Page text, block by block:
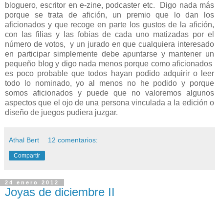
bloguero, escritor en e-zine, podcaster etc. Digo nada más
porque se trata de afición, un premio que lo dan los
aficionados y que recoge en parte los gustos de la afición,
con las filias y las fobias de cada uno matizadas por el
número de votos, y un jurado en que cualquiera interesado
en participar simplemente debe apuntarse y mantener un
pequeño blog y digo nada menos porque como aficionados
es poco probable que todos hayan podido adquirir o leer
todo lo nominado, yo al menos no he podido y porque
somos aficionados y puede que no valoremos algunos
aspectos que el ojo de una persona vinculada a la edición o
diseño de juegos pudiera juzgar.
Athal Bert 12 comentarios:
Compartir
24 enero 2012
Joyas de diciembre II